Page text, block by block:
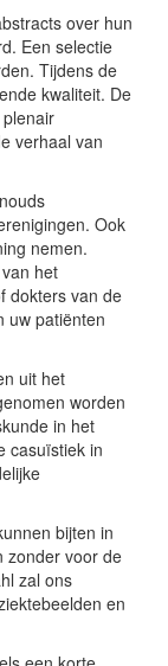
over hun
Een selectie
Tijdens de
kwaliteit. De
verhaal van
Ook
nemen.
het
dokters van de
uw patiënten
uit het
worden
in het
casuïstiek in
bijten in
zonder voor de
zal ons
en